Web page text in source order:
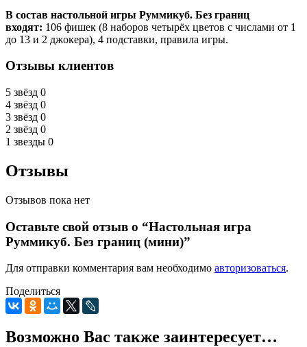
В состав настольной игры Руммикуб. Без границ
входят: 106 фишек (8 наборов четырёх цветов с числами от 1
до 13 и 2 джокера), 4 подставки, правила игры.
Отзывы клиентов
5 звёзд 0
4 звёзд 0
3 звёзд 0
2 звёзд 0
1 звезды 0
Отзывы
Отзывов пока нет
Оставьте свой отзыв о “Настольная игра
Руммикуб. Без границ (мини)”
Для отправки комментария вам необходимо авторизоваться.
Поделиться
Возможно Вас также заинтересует…